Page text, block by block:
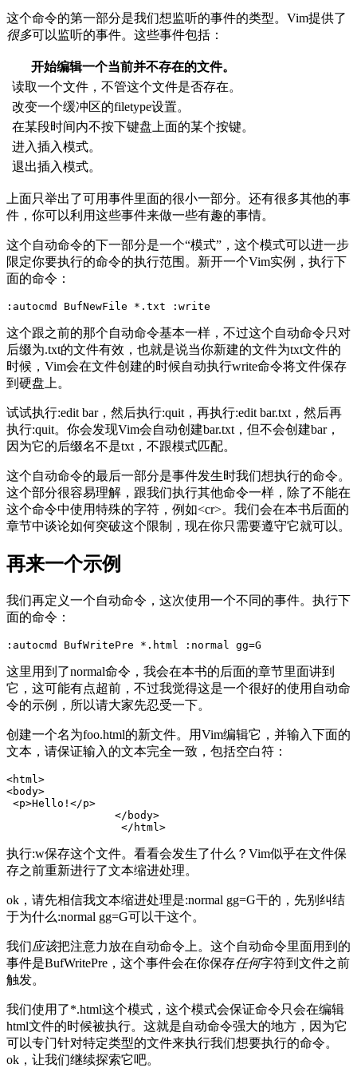
这个命令的第一部分是我们想监听的事件的类型。Vim提供了
很多可以监听的事件。这些事件包括：
开始编辑一个当前并不存在的文件。
读取一个文件，不管这个文件是否存在。
改变一个缓冲区的filetype设置。
在某段时间内不按下键盘上面的某个按键。
进入插入模式。
退出插入模式。
上面只举出了可用事件里面的很小一部分。还有很多其他的事
件，你可以利用这些事件来做一些有趣的事情。
这个自动命令的下一部分是一个“模式”，这个模式可以进一步
限定你要执行的命令的执行范围。新开一个Vim实例，执行下
面的命令：
这个跟之前的那个自动命令基本一样，不过这个自动命令只对
后缀为.txt的文件有效，也就是说当你新建的文件为txt文件的
时候，Vim会在文件创建的时候自动执行write命令将文件保存
到硬盘上。
试试执行:edit bar，然后执行:quit，再执行:edit bar.txt，然后再
执行:quit。你会发现Vim会自动创建bar.txt，但不会创建bar，
因为它的后缀名不是txt，不跟模式匹配。
这个自动命令的最后一部分是事件发生时我们想执行的命令。
这个部分很容易理解，跟我们执行其他命令一样，除了不能在
这个命令中使用特殊的字符，例如<cr>。我们会在本书后面的
章节中谈论如何突破这个限制，现在你只需要遵守它就可以。
再来一个示例
我们再定义一个自动命令，这次使用一个不同的事件。执行下
面的命令：
这里用到了normal命令，我会在本书的后面的章节里面讲到
它，这可能有点超前，不过我觉得这是一个很好的使用自动命
令的示例，所以请大家先忍受一下。
创建一个名为foo.html的新文件。用Vim编辑它，并输入下面的
文本，请保证输入的文本完全一致，包括空白符：
<html>
<body>
<p>Hello!</p>
                 </body>
执行:w保存这个文件。看看会发生了什么？Vim似乎在文件保
存之前重新进行了文本缩进处理。
ok，请先相信我文本缩进处理是:normal gg=G干的，先别纠结
于为什么:normal gg=G可以干这个。
我们应该把注意力放在自动命令上。这个自动命令里面用到的
事件是BufWritePre，这个事件会在你保存任何字符到文件之前
触发。
我们使用了*.html这个模式，这个模式会保证命令只会在编辑
html文件的时候被执行。这就是自动命令强大的地方，因为它
可以专门针对特定类型的文件来执行我们想要执行的命令。
ok，让我们继续探索它吧。